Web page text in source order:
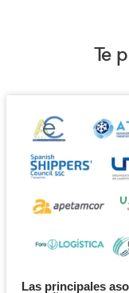
de la Estrategia de
En los objetivos y
aportará su visión
Unidas (ODS) y
transporte.
Formación
Además de fijar